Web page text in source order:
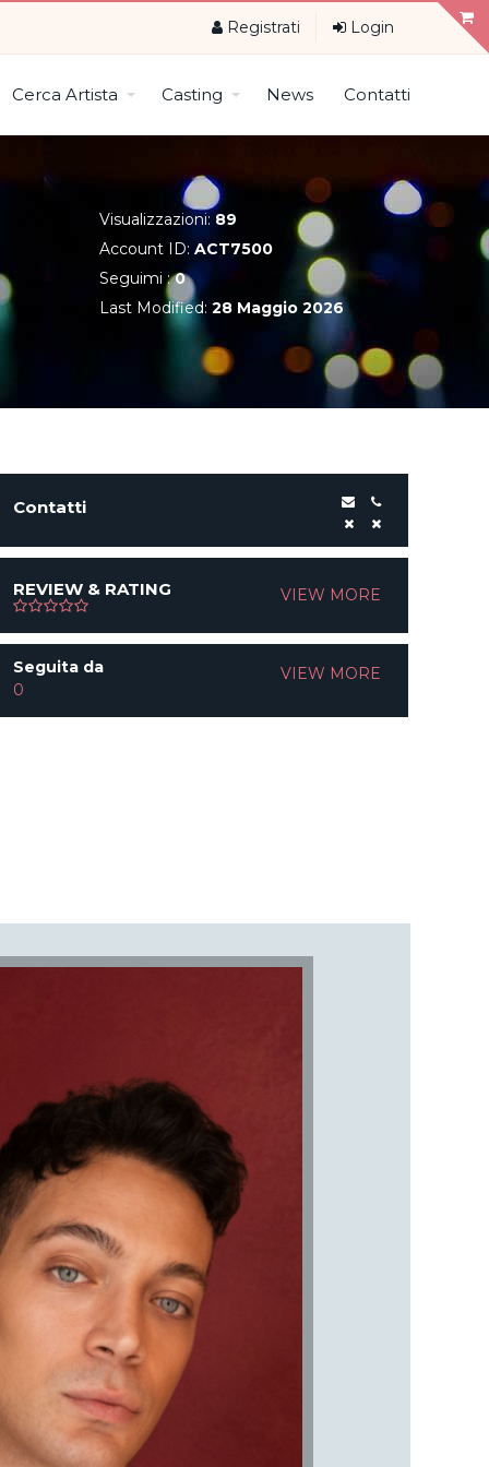
Registrati Login
Cerca Artista Casting News Contatti
Visualizzazioni:89
Account ID: ACT7500
Seguimi :0
Last Modified: 28 Maggio 2026
Contatti
REVIEW & RATING VIEW MORE
Seguita da
0
VIEW MORE